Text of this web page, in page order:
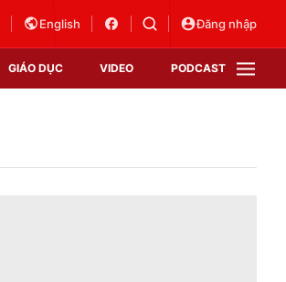
English Đăng nhập
GIÁO DỤC VIDEO PODCAST
VTV Sức khoẻ